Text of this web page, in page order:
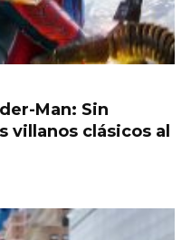
Man: Sin
villanos clásicos al